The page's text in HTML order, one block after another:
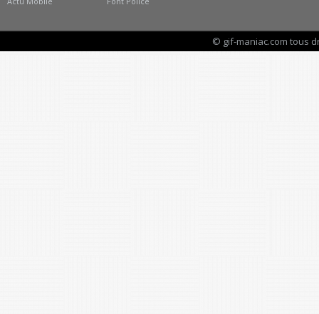
© gif-maniac.com tous